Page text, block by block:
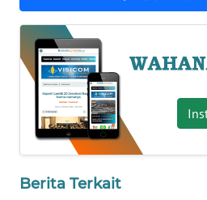
Berita Terkait
WN
BABEL
WN
SUMBAR
WN
SUMSEL